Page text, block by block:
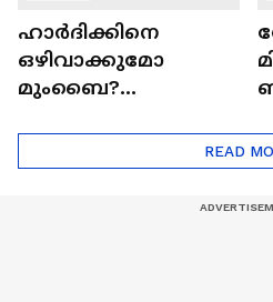
ഹാർദിക്കിനെ
ഒഴിവാക്കുമോ
മുംബൈ?
Hardik Pandya | CSK |
READ